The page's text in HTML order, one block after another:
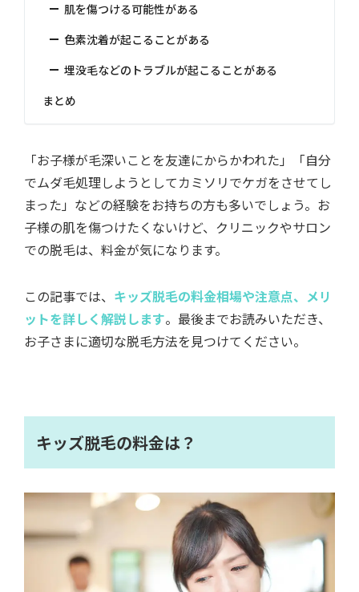
肌を傷つける可能性がある
色素沈着が起こることがある
埋没毛などのトラブルが起こることがある
まとめ
「お子様が毛深いことを友達にからかわれた」「自分
でムダ毛処理しようとしてカミソリでケガをさせてし
まった」などの経験をお持ちの方も多いでしょう。お
子様の肌を傷つけたくないけど、クリニックやサロン
での脱毛は、料金が気になります。
この記事では、 キッズ脱毛の料金相場や注意点、メリ
ットを詳しく解説します。最後までお読みいただき、
お子さまに適切な脱毛方法を見つけてください。
キッズ脱毛の料金は？